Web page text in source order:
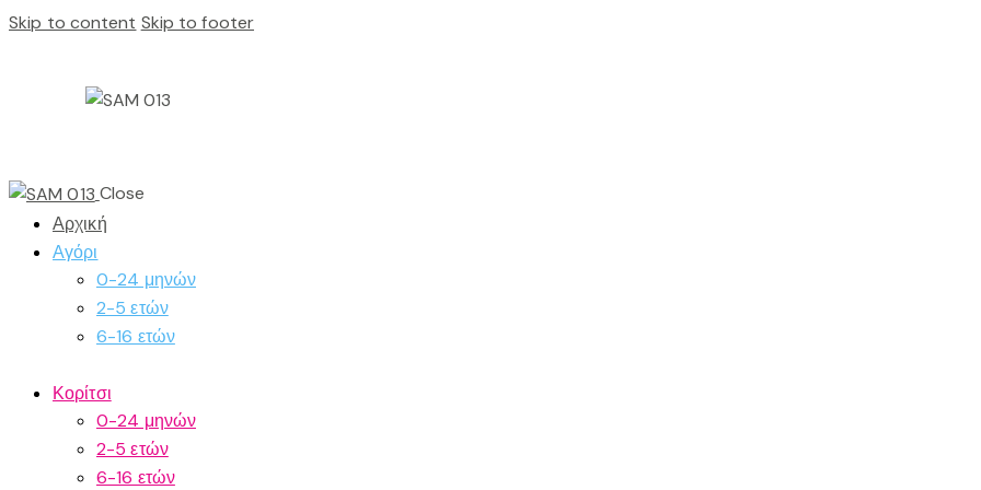
Skip to content Skip to footer
Close
Αρχική
Αγόρι
0-24 μηνών
2-5 ετών
6-16 ετών
Κορίτσι
0-24 μηνών
2-5 ετών
6-16 ετών